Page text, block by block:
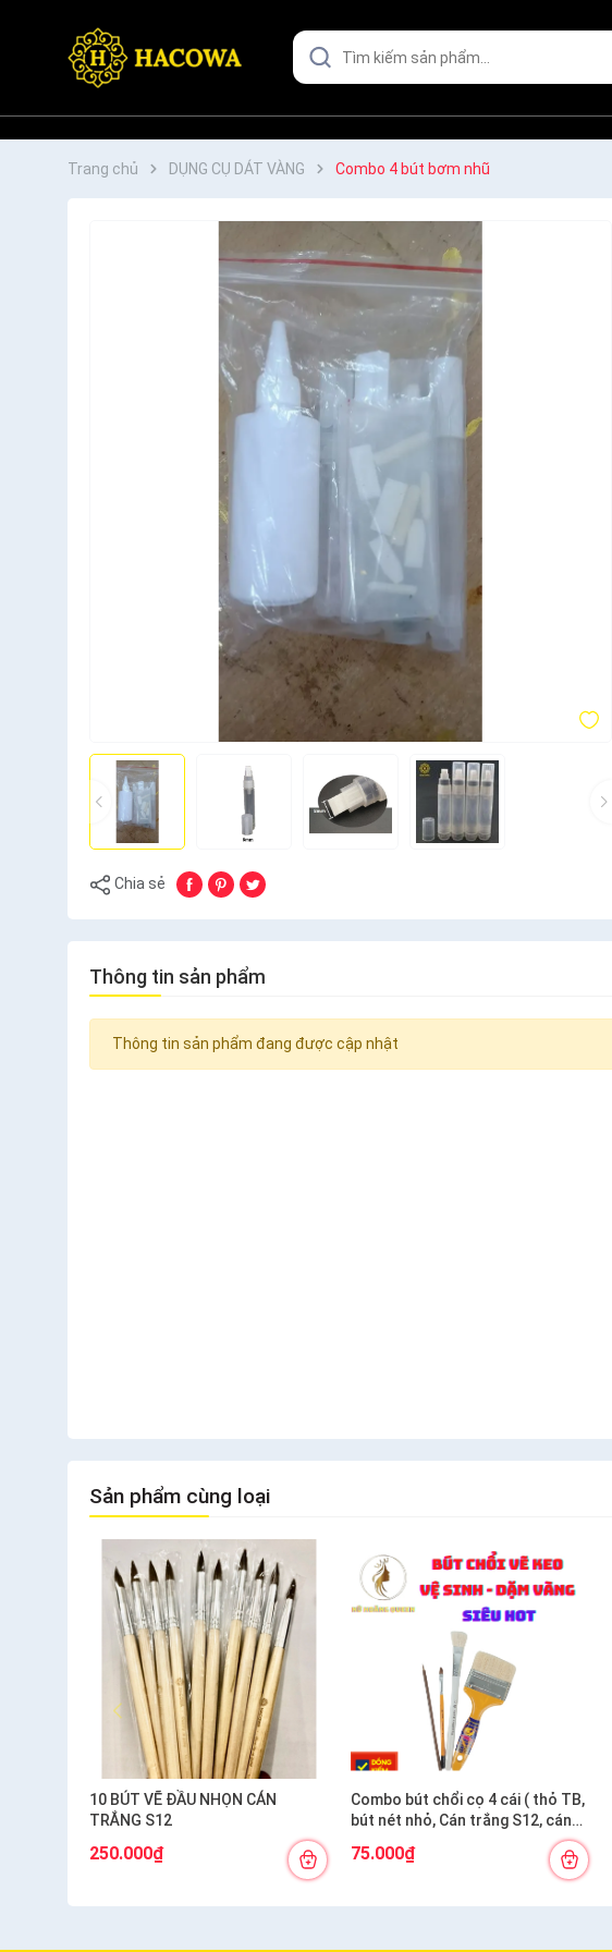
Trang chủ DỤNG CỤ DÁT VÀNG Combo 4 bút bơm nhũ
Chia sẻ
Thông tin sản phẩm
Thông tin sản phẩm đang được cập nhật
Sản phẩm cùng loại
10 BÚT VẼ ĐẦU NHỌN CÁN
TRẮNG S12
250.000₫
Combo bút chổi cọ 4 cái ( thỏ TB,
bút nét nhỏ, Cán trắng S12, cán
75.000₫